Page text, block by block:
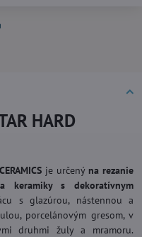
HARD
je určený na rezanie
keramiky s dekoratívnym
s glazúrou, nástennou a
porcelánovým gresom, v
druhmi žuly a mramoru.